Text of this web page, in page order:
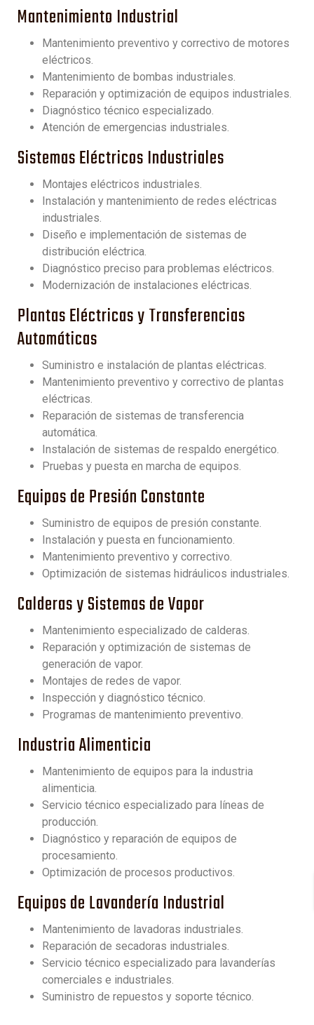
Mantenimiento Industrial
Mantenimiento preventivo y correctivo de motores
eléctricos.
Mantenimiento de bombas industriales.
Reparación y optimización de equipos industriales.
Diagnóstico técnico especializado.
Atención de emergencias industriales.
Sistemas Eléctricos Industriales
Montajes eléctricos industriales.
Instalación y mantenimiento de redes eléctricas
industriales.
Diseño e implementación de sistemas de
distribución eléctrica.
Diagnóstico preciso para problemas eléctricos.
Modernización de instalaciones eléctricas.
Plantas Eléctricas y Transferencias
Automáticas
Suministro e instalación de plantas eléctricas.
Mantenimiento preventivo y correctivo de plantas
eléctricas.
Reparación de sistemas de transferencia
automática.
Instalación de sistemas de respaldo energético.
Pruebas y puesta en marcha de equipos.
Equipos de Presión Constante
Suministro de equipos de presión constante.
Instalación y puesta en funcionamiento.
Mantenimiento preventivo y correctivo.
Optimización de sistemas hidráulicos industriales.
Calderas y Sistemas de Vapor
Mantenimiento especializado de calderas.
Reparación y optimización de sistemas de
generación de vapor.
Montajes de redes de vapor.
Inspección y diagnóstico técnico.
Programas de mantenimiento preventivo.
Industria Alimenticia
Mantenimiento de equipos para la industria
alimenticia.
Servicio técnico especializado para líneas de
producción.
Diagnóstico y reparación de equipos de
procesamiento.
Optimización de procesos productivos.
Equipos de Lavandería Industrial
Mantenimiento de lavadoras industriales.
Reparación de secadoras industriales.
Servicio técnico especializado para lavanderías
comerciales e industriales.
Suministro de repuestos y soporte técnico.